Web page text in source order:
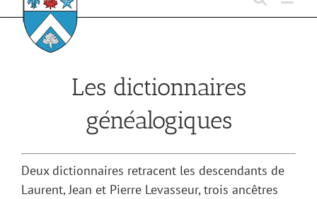
Les dictionnaires
généalogiques
Deux dictionnaires retracent les descendants de
Laurent, Jean et Pierre Levasseur, trois ancêtres